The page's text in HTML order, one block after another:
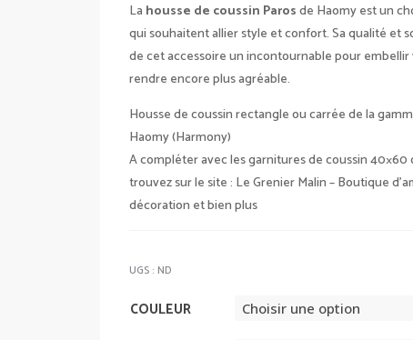
La housse de coussin Parosde Haomy est un
qui souhaitent allier style et confort. Sa qualité et
de cet accessoire un incontournable pour
rendre encore plus agréable.
Housse de coussin rectangle ou carrée de la
Haomy (Harmony)
A compléter avec les garnitures de coussin 40×60
trouvez sur le site : Le Grenier Malin – Boutique
décoration et bien plus
UGS : ND
COULEUR